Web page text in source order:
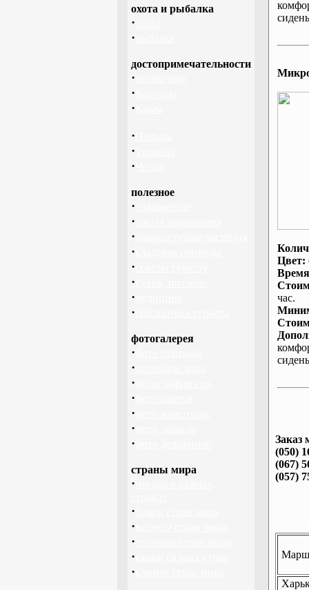
охота и рыбалка
·
·
достопримечательности
·
·
·
·
·
·
полезное
·
·
·
·
·
·
·
·
фотогалерея
·
·
·
·
·
·
·
страны мира
·
·
·
·
·
·
Цвет:
час.
Заказ
(050)
(067)
(057)